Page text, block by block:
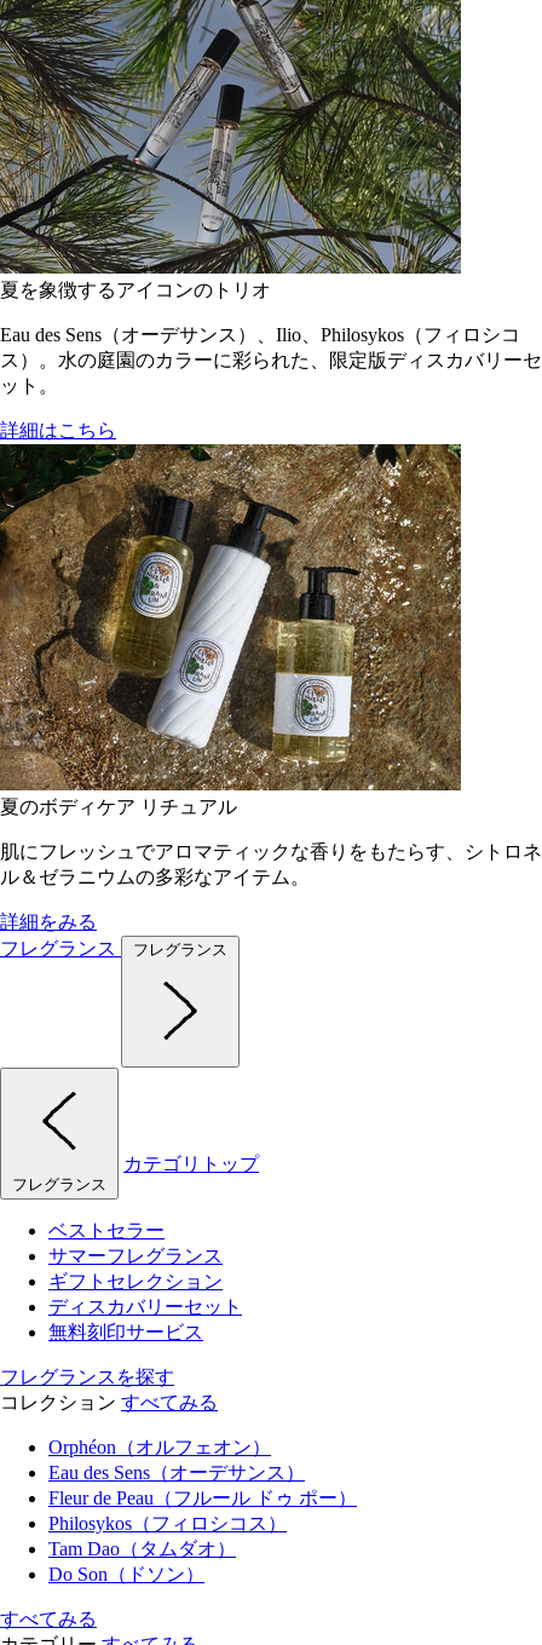
夏を象徴するアイコンのトリオ
Eau des Sens（オーデサンス）、Ilio、Philosykos（フィロシコ
ス）。水の庭園のカラーに彩られた、限定版ディスカバリーセ
ット。
詳細はこちら
夏のボディケア リチュアル
肌にフレッシュでアロマティックな香りをもたらす、シトロネ
ル＆ゼラニウムの多彩なアイテム。
詳細をみる
フレグランス
フレグランス
フレグランス
カテゴリトップ
ベストセラー
サマーフレグランス
ギフトセレクション
ディスカバリーセット
無料刻印サービス
フレグランスを探す
コレクション すべてみる
Orphéon（オルフェオン）
Eau des Sens（オーデサンス）
Fleur de Peau（フルール ドゥ ポー）
Philosykos（フィロシコス）
Tam Dao（タムダオ）
Do Son（ドソン）
すべてみる